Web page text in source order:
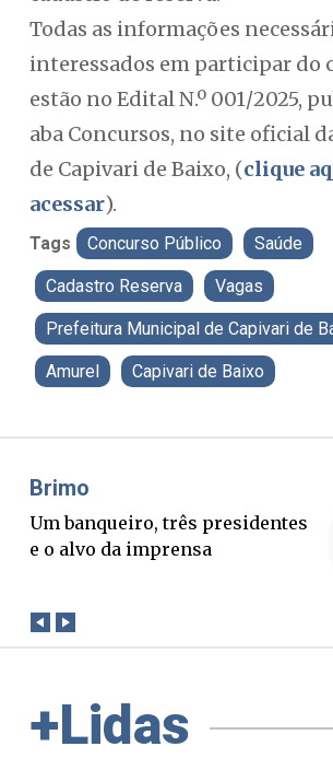
Todas as informações
interessados em participar do
estão no Edital N.º 001/2025,
aba Concursos, no site oficial
de Capivari de Baixo, (clique
acessar).
Tags Concurso Público Saúde
Cadastro Reserva Vagas
Prefeitura Municipal de Capivari de
Amurel Capivari de Baixo
Misael Elias
O Boato corre mais rápido
verdade. Mas quem paga a
+Lidas